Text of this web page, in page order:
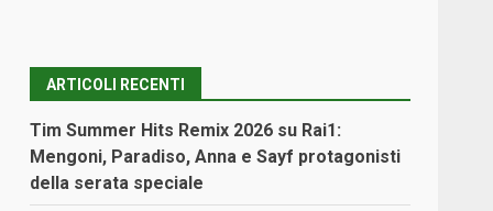
ARTICOLI RECENTI
Tim Summer Hits Remix 2026 su Rai1:
Mengoni, Paradiso, Anna e Sayf protagonisti
della serata speciale